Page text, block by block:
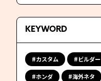
KEYWORD
カスタム ビルダー
ホンダ 海外ネタ